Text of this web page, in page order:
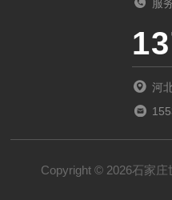
服
河
市
Copyright © 2026石家